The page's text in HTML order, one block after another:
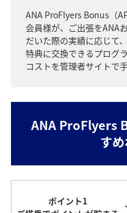
ANA ProFlyers Bonus（
会員様が、ご出張をANA
だいた際の実績に応じて
特典に交換できるプログ
コストを管理者サイトで
ANA ProFlyers
す
ポイント1